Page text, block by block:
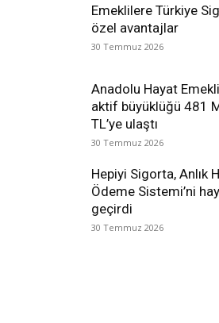
Emeklilere Türkiye
özel avantajlar
30 Temmuz 2026
Anadolu Hayat
aktif büyüklüğü 481
TL’ye ulaştı
30 Temmuz 2026
Hepiyi Sigorta, Anlık
Ödeme Sistemi’ni
geçirdi
30 Temmuz 2026